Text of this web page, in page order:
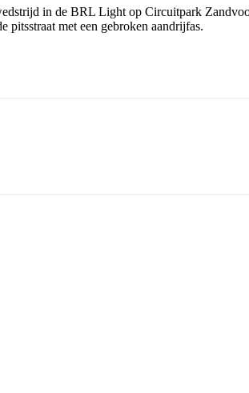
in de BRL Light op Circuitpark
pitsstraat met een gebroken aandrijfas.